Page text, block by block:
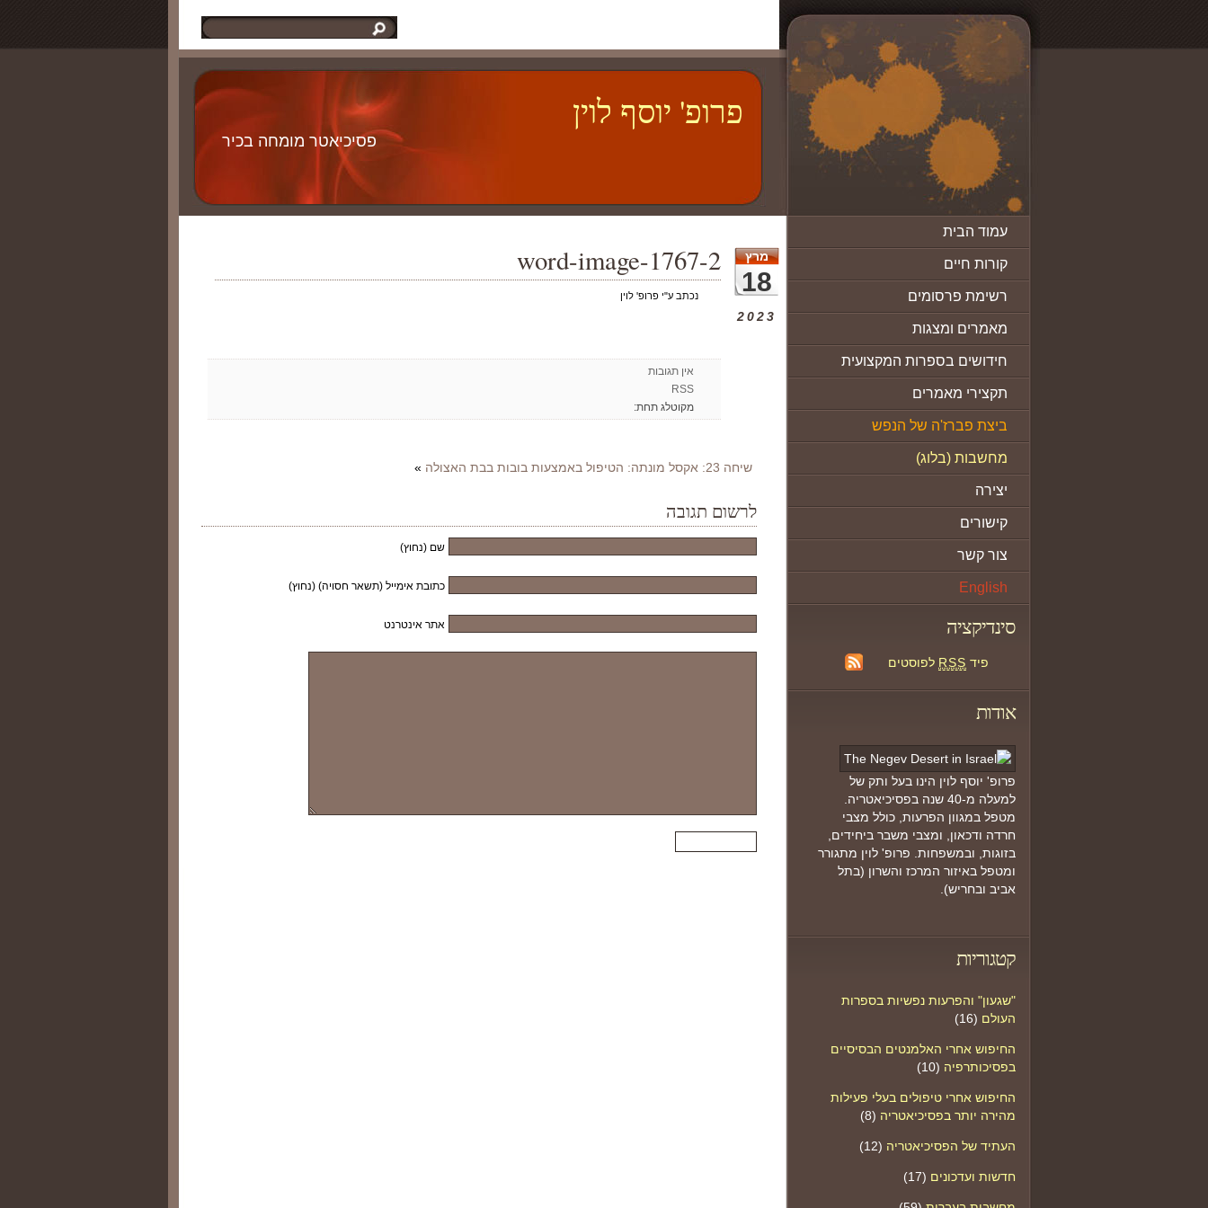
עמוד הבית
קורות חיים
רשימת פרסומים
מאמרים ומצגות
חידושים בספרות המקצועית
תקצירי מאמרים
ביצת פברז'ה של הנפש
מחשבות (בלוג)
יצירה
קישורים
צור קשר
English
סינדיקציה
פיד RSS לפוסטים
אודות
פרופ' יוסף לוין הינו בעל ותק של
למעלה מ-40 שנה בפסיכיאטריה.
מטפל במגוון הפרעות, כולל מצבי
חרדה ודכאון, ומצבי משבר ביחידים,
בזוגות, ובמשפחות. פרופ' לוין מתגורר
ומטפל באיזור המרכז והשרון (בתל
אביב ובחריש).
קטגוריות
"שגעון" והפרעות נפשיות בספרות
העולם (16)
החיפוש אחרי האלמנטים הבסיסיים
בפסיכותרפיה (10)
החיפוש אחרי טיפולים בעלי פעילות
מהירה יותר בפסיכיאטריה (8)
העתיד של הפסיכיאטריה (12)
חדשות ועדכונים (17)
פרופ' יוסף לוין
פסיכיאטר מומחה בכיר
מרץ
18
2023
word-image-1767-2
נכתב ע"י פרופ' לוין
אין תגובות
RSS
מקוטלג תחת:
שיחה 23: אקסל מונתה: הטיפול באמצעות בובות בבת האצולה »
לרשום תגובה
שם (נחוץ)
כתובת אימייל (תשאר חסויה) (נחוץ)
אתר אינטרנט